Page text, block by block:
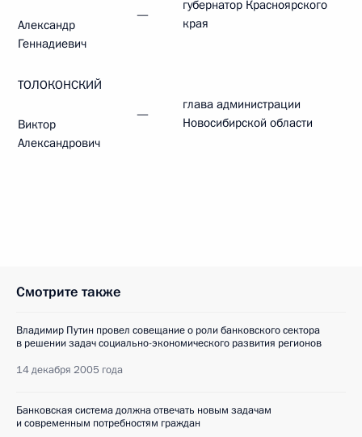
Александр
Геннадиевич
—
губернатор Красноярского
края
ТОЛОКОНСКИЙ
Виктор
Александрович
—
глава администрации
Новосибирской области
Смотрите также
Владимир Путин провел совещание о роли банковского сектора
в решении задач социально-экономического развития регионов
14 декабря 2005 года
Банковская система должна отвечать новым задачам
и современным потребностям граждан